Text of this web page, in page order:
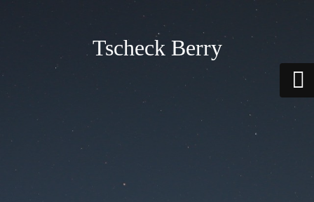
Tscheck Berry